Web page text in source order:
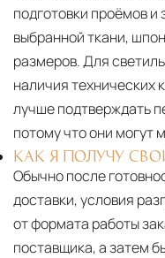
подготовки проёмов
выбранной ткани,
размеров. Для
наличия технических
лучше подтверждать
потому что они могут
КАК Я ПОЛУЧУ
Обычно после
доставки, условия
от формата работы
поставщика, а затем